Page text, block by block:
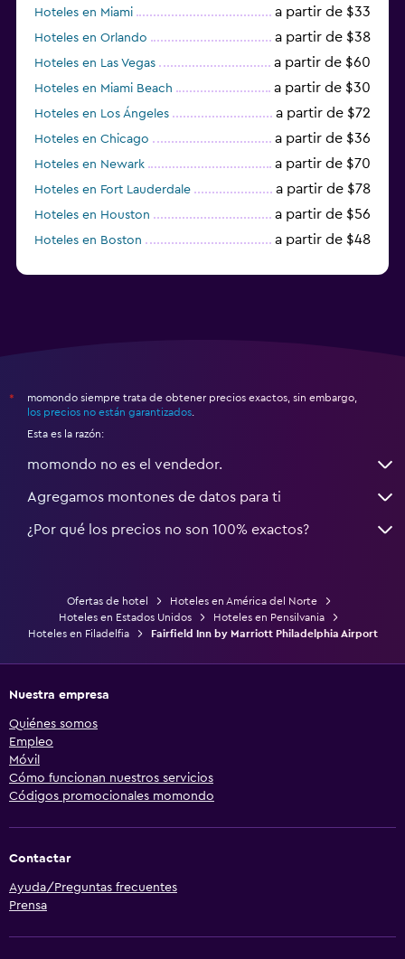
Hoteles en Miami a partir de $33
Hoteles en Orlando a partir de $38
Hoteles en Las Vegas a partir de $60
Hoteles en Miami Beach a partir de $30
Hoteles en Los Ángeles a partir de $72
Hoteles en Chicago a partir de $36
Hoteles en Newark a partir de $70
Hoteles en Fort Lauderdale a partir de $78
Hoteles en Houston a partir de $56
Hoteles en Boston a partir de $48
*
momondo siempre trata de obtener precios exactos, sin embargo,
los precios no están garantizados
Esta es la razón:
momondo no es el vendedor.
Agregamos montones de datos para ti
¿Por qué los precios no son 100% exactos?
Ofertas de hotel
Hoteles en América del Norte
Hoteles en Estados Unidos
Hoteles en Pensilvania
Hoteles en Filadelfia
Fairfield Inn by Marriott Philadelphia Airport
Nuestra empresa
Quiénes somos
Empleo
Móvil
Cómo funcionan nuestros servicios
Códigos promocionales momondo
Contactar
Ayuda/Preguntas frecuentes
Prensa